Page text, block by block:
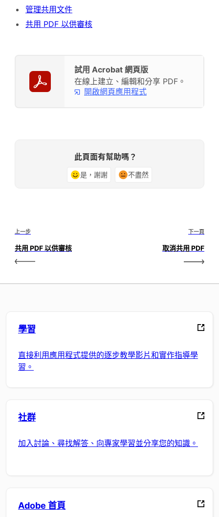
管理共用文件
共用 PDF 以供審核
試用 Acrobat 網頁版
在線上建立、編輯和分享 PDF。
開啟網頁應用程式
此頁面有幫助嗎？
是，謝謝 不盡然
上一步
共用 PDF 以供審核
下一頁
取消共用 PDF
學習
直接利用應用程式提供的逐步教學影片和實作指導學
習。
社群
加入討論、尋找解答、向專家學習並分享您的知識。
Adobe 首頁